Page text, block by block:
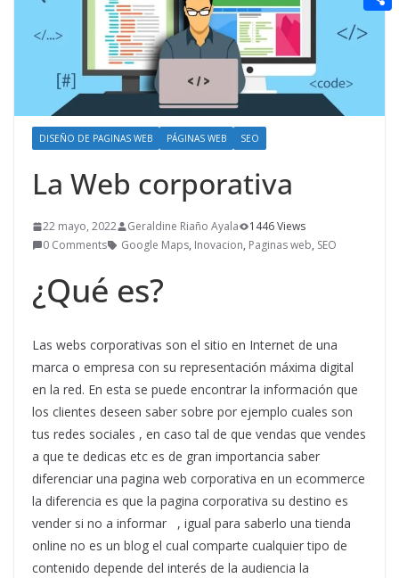
DISEÑO DE PAGINAS WEB PÁGINAS WEB SEO
La Web corporativa
22 mayo, 2022 Geraldine Riaño Ayala
1446 Views
0 Comments
Google Maps, Inovacion, Paginas web, SEO
¿Qué es?
Las webs corporativas son el sitio en Internet de una
marca o empresa con su representación máxima digital
en la red. En esta se puede encontrar la información que
los clientes deseen saber sobre por ejemplo cuales son
tus redes sociales , en caso tal de que vendas que vendes
a que te dedicas etc es de gran importancia saber
diferenciar una pagina web corporativa en un ecommerce
la diferencia es que la pagina corporativa su destino es
vender si no a informar , igual para saberlo una tienda
online no es un blog el cual comparte cualquier tipo de
contenido depende del interés de la audiencia la
n
e
s
a
i